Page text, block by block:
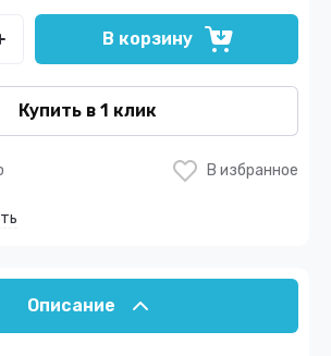
В корзину
Купить в 1 клик
В избранное
Описание